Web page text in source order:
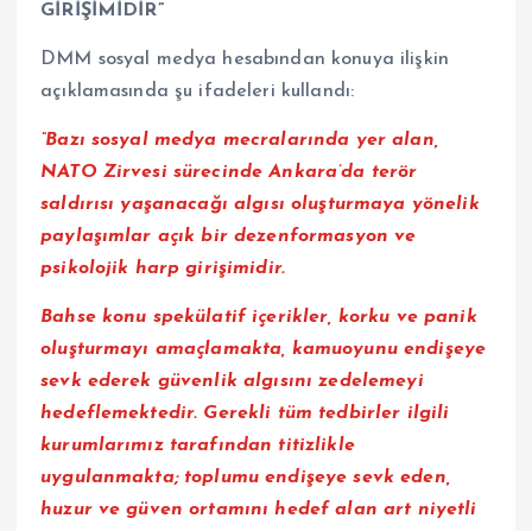
GİRİŞİMİDİR”
DMM sosyal medya hesabından konuya ilişkin
açıklamasında şu ifadeleri kullandı:
“Bazı sosyal medya mecralarında yer alan,
NATO Zirvesi sürecinde Ankara’da terör
saldırısı yaşanacağı algısı oluşturmaya yönelik
paylaşımlar açık bir dezenformasyon ve
psikolojik harp girişimidir.
Bahse konu spekülatif içerikler, korku ve panik
oluşturmayı amaçlamakta, kamuoyunu endişeye
sevk ederek güvenlik algısını zedelemeyi
hedeflemektedir. Gerekli tüm tedbirler ilgili
kurumlarımız tarafından titizlikle
uygulanmakta; toplumu endişeye sevk eden,
huzur ve güven ortamını hedef alan art niyetli